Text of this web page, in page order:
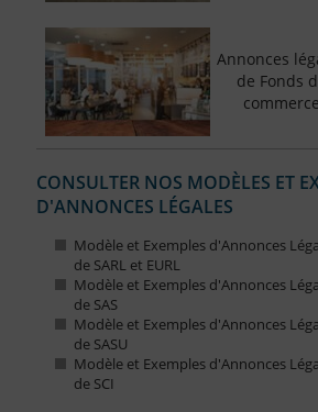
Annonces
de Fonds
commerce
CONSULTER NOS MODÈLES ET
D'ANNONCES LÉGALES
Modèle et Exemples d'Annonces
de SARL et EURL
Modèle et Exemples d'Annonces
de SAS
Modèle et Exemples d'Annonces
de SASU
Modèle et Exemples d'Annonces
de SCI